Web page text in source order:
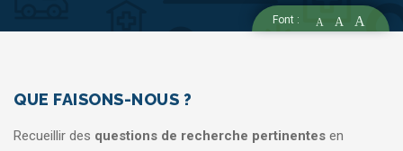
Font : A A A
QUE FAISONS-NOUS ?
Recueillir des questions de recherche pertinentes en